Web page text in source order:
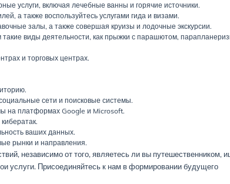
услуги, включая лечебные ванны и горячие источники.
а также воспользуйтесь услугами гида и визами.
залы, а также совершая круизы и лодочные экскурсии.
виды деятельности, как прыжки с парашютом,
и торговых центрах.
сети и поисковые системы.
на платформах Google и Microsoft.
ваших данных.
рынки и направления.
независимо от того, являетесь ли вы путешественником,
услуги. Присоединяйтесь к нам в формировании будущего